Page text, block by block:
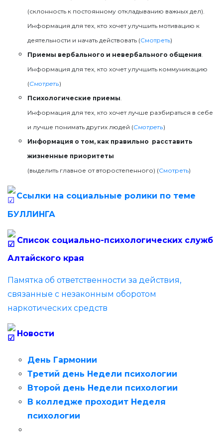
(склонность к постоянному откладыванию важных дел).
Информация для тех, кто хочет улучшить мотивацию к
деятельности и начать действовать (Смотреть)
Приемы вербального и невербального общения.
Информация для тех, кто хочет улучшить коммуникацию
(Смотреть)
Психологические приемы.
Информация для тех, кто хочет лучше разбираться в себе
и лучше понимать других людей (Смотреть)
Информация о том, как правильно расставить
жизненные приоритеты
(выделить главное от второстепенного) (Смотреть)
Ссылки на социальные ролики по теме
БУЛЛИНГА
Список социально-психологических служб
Алтайского края
Памятка об ответственности за действия,
связанные с незаконным оборотом
наркотических средств
Новости
День Гармонии
Третий день Недели психологии
Второй день Недели психологии
В колледже проходит Неделя
психологии